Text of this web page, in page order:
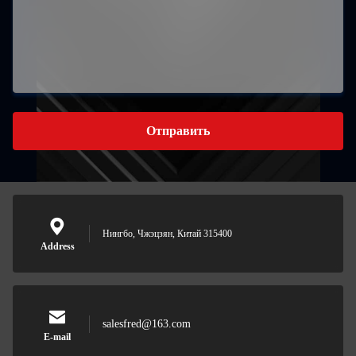
Отправить
Address
Нингбо, Чжэцзян, Китай 315400
E-mail
salesfred@163.com